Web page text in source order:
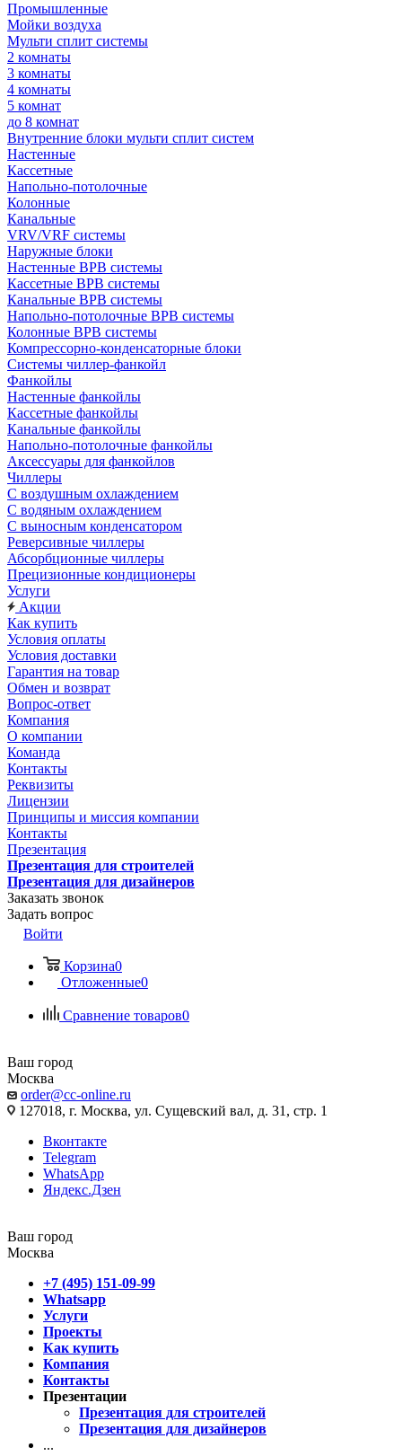
Промышленные
Мойки воздуха
Мульти сплит системы
2 комнаты
3 комнаты
4 комнаты
5 комнат
до 8 комнат
Внутренние блоки мульти сплит систем
Настенные
Кассетные
Напольно-потолочные
Колонные
Канальные
VRV/VRF системы
Наружные блоки
Настенные ВРВ системы
Кассетные ВРВ системы
Канальные ВРВ системы
Напольно-потолочные ВРВ системы
Колонные ВРВ системы
Компрессорно-конденсаторные блоки
Системы чиллер-фанкойл
Фанкойлы
Настенные фанкойлы
Кассетные фанкойлы
Канальные фанкойлы
Напольно-потолочные фанкойлы
Аксессуары для фанкойлов
Чиллеры
С воздушным охлаждением
С водяным охлаждением
С выносным конденсатором
Реверсивные чиллеры
Абсорбционные чиллеры
Прецизионные кондиционеры
Услуги
Акции
Как купить
Условия оплаты
Условия доставки
Гарантия на товар
Обмен и возврат
Вопрос-ответ
Компания
О компании
Команда
Контакты
Реквизиты
Лицензии
Принципы и миссия компании
Контакты
Презентация
Презентация для строителей
Презентация для дизайнеров
Заказать звонок
Задать вопрос
Войти
Корзина0
Отложенные0
Сравнение товаров0
Ваш город
Москва
order@cc-online.ru
127018, г. Москва, ул. Сущевский вал, д. 31, стр. 1
Вконтакте
Telegram
WhatsApp
Яндекс.Дзен
Ваш город
Москва
+7 (495) 151-09-99
Whatsapp
Услуги
Проекты
Как купить
Компания
Контакты
Презентации
Презентация для строителей
Презентация для дизайнеров
...